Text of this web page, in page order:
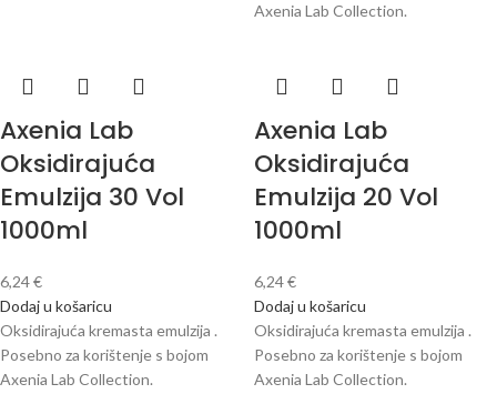
Axenia Lab Collection.
Axenia Lab
Oksidirajuća
Emulzija 30 Vol
1000ml
6,24€
Dodaj u košaricu
Oksidirajuća kremasta emulzija .
Posebno za korištenje s bojom
Axenia Lab Collection.
Axenia Lab
Oksidirajuća
Emulzija 20 Vol
1000ml
6,24€
Dodaj u košaricu
Oksidirajuća kremasta emulzija .
Posebno za korištenje s bojom
Axenia Lab Collection.